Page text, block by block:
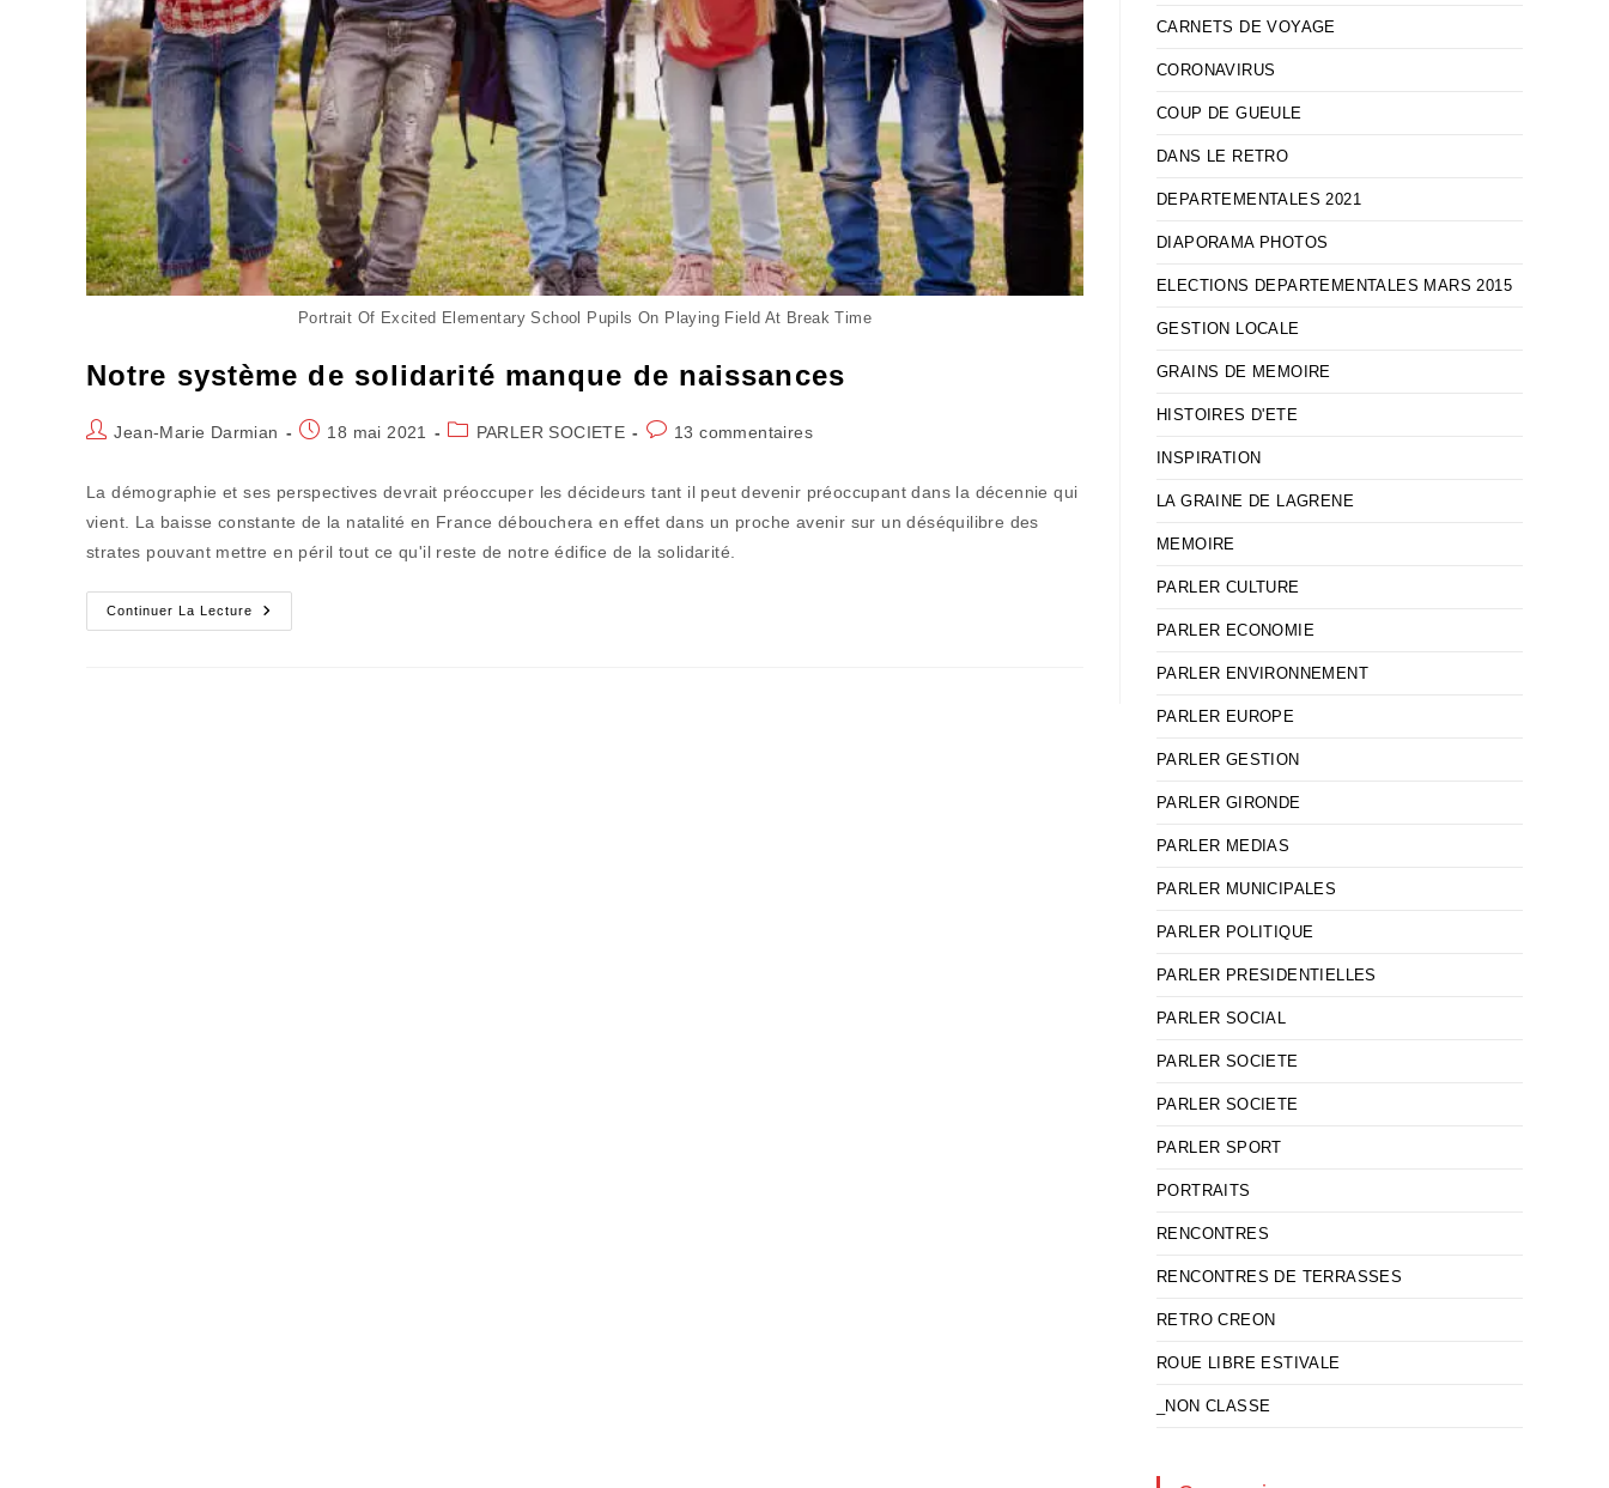
Portrait Of Excited Elementary School Pupils On Playing Field At Break Time
Notre système de solidarité manque de naissances
Auteur/autrice
publication :
Jean-Marie Darmian
Publication
18 mai 2021
PostPARLER SOCIETE
Commentaires
publication :
13 commentaires
La démographie et ses perspectives devrait préoccuper les décideurs tant il peut devenir préoccupant dans la décennie qui
vient. La baisse constante de la natalité en France débouchera en effet dans un proche avenir sur un déséquilibre des
strates pouvant mettre en péril tout ce qu'il reste de notre édifice de la solidarité.
Continuer La Lecture
Notre
Système
CARNETS DE VOYAGE
CORONAVIRUS
COUP DE GUEULE
DANS LE RETRO
DEPARTEMENTALES 2021
DIAPORAMA PHOTOS
ELECTIONS DEPARTEMENTALES MARS 2015
GESTION LOCALE
GRAINS DE MEMOIRE
HISTOIRES D'ETE
INSPIRATION
LA GRAINE DE LAGRENE
MEMOIRE
PARLER CULTURE
PARLER ECONOMIE
PARLER ENVIRONNEMENT
PARLER EUROPE
PARLER GESTION
PARLER GIRONDE
PARLER MEDIAS
PARLER MUNICIPALES
PARLER POLITIQUE
PARLER PRESIDENTIELLES
PARLER SOCIAL
PARLER SOCIETE
PARLER SOCIETE
PARLER SPORT
PORTRAITS
RENCONTRES
RENCONTRES DE TERRASSES
RETRO CREON
ROUE LIBRE ESTIVALE
_NON CLASSE